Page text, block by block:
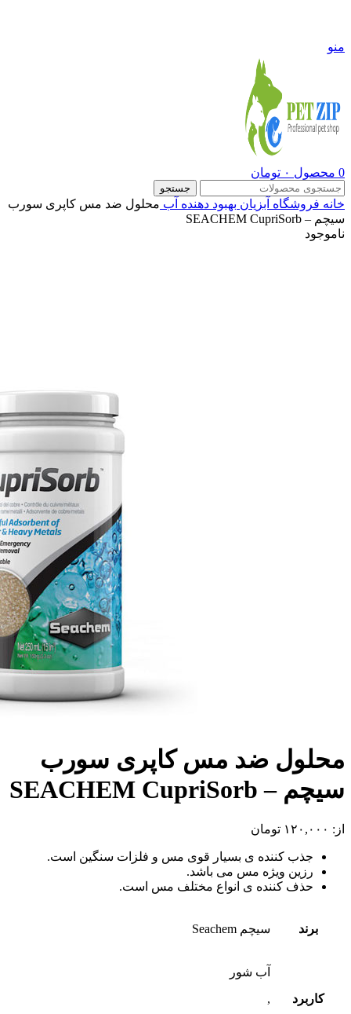
منو
0 محصول ۰ تومان
جستجو
خانه فروشگاه آبزیان بهبود دهنده آب محلول ضد مس کاپری سورب
سیچم – SEACHEM CupriSorb
ناموجود
محلول ضد مس کاپری سورب
سیچم – SEACHEM CupriSorb
از: ۱۲۰,۰۰۰ تومان
جذب کننده ی بسیار قوی مس و فلزات سنگین است.
رزین ویژه مس می باشد.
حذف کننده ی انواع مختلف مس است.
برند سیچم Seachem
کاربرد
آب شور
,